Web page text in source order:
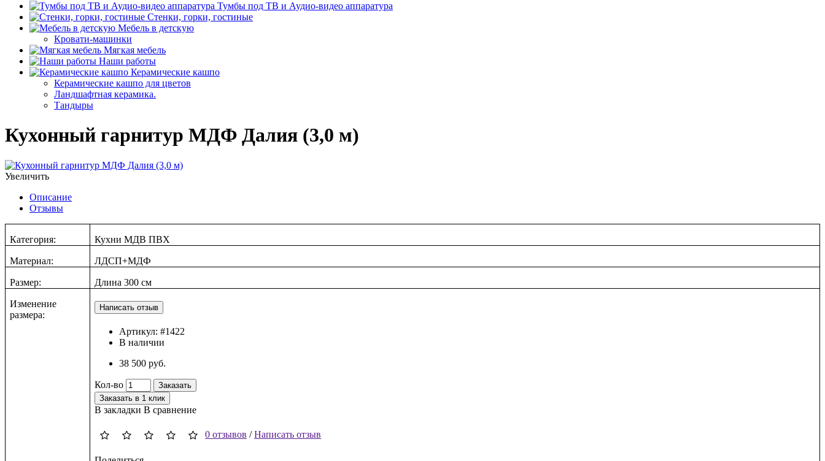
Тумбы под ТВ и Аудио-видео аппаратура
Стенки, горки, гостиные
Мебель в детскую
Кровати-машинки
Мягкая мебель
Наши работы
Керамические кашпо
Керамические кашпо для цветов
Ландшафтная керамика.
Тандыры
Кухонный гарнитур МДФ Далия (3,0 м)
Увеличить
Описание
Отзывы
Категория: Кухни МДВ ПВХ
Материал: ЛДСП+МДФ
Размер: Длина 300 см
Изменение
размера:
Артикул:#1422
В наличии
38 500 руб.
Кол-во
Заказать
Заказать в 1 клик
В закладки В сравнение
0 отзывов /Написать отзыв